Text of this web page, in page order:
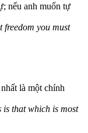
nếu anh muốn tự
freedom you must
là một chính
is that which is most